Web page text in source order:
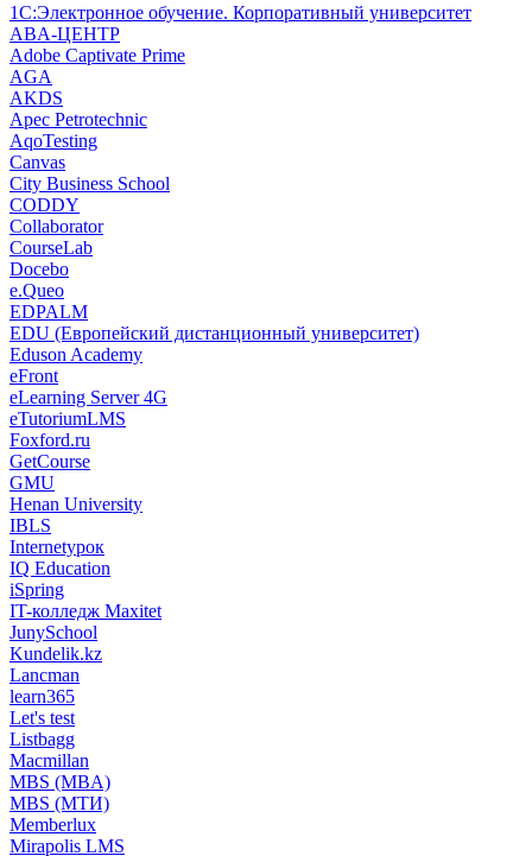
1С:Электронное обучение. Корпоративный университет
ABA-ЦЕНТР
Adobe Captivate Prime
AGA
AKDS
Apec Petrotechnic
AqoTesting
Canvas
City Business School
CODDY
Collaborator
CourseLab
Docebo
e.Queo
EDPALM
EDU (Европейский дистанционный университет)
Eduson Academy
eFront
eLearning Server 4G
eTutoriumLMS
Foxford.ru
GetCourse
GMU
Henan University
IBLS
Internetурок
IQ Education
iSpring
IT-колледж Maxitet
JunySchool
Kundelik.kz
Lancman
learn365
Let's test
Listbagg
Macmillan
MBS (MBA)
MBS (МТИ)
Memberlux
Mirapolis LMS